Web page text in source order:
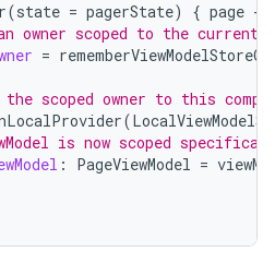
(state = pagerState) { page -
owner scoped to the current
=
scoped owner to this
(
is now scoped
: PageViewModel =